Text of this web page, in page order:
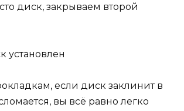
диск, закрываем второй
установлен
если диск заклинит в
вы всё равно легко